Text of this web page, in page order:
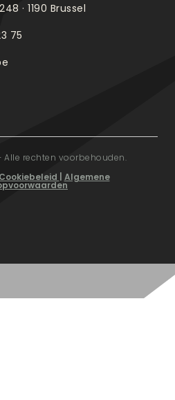
· 1190 Brussel
75
Alle rechten voorbehouden.
Cookiebeleid Algemene